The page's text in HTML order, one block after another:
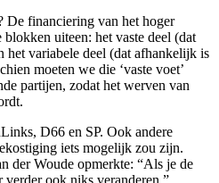
De financiering van het hoger
uiteen: het vaste deel (dat
het variabele deel (dat afhankelijk is
moeten we die ‘vaste voet’
partijen, zodat het werven van
D66 en SP. Ook andere
iets mogelijk zou zijn.
der Woude opmerkte: “Als je de